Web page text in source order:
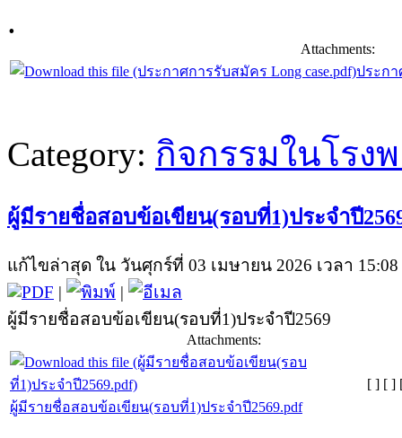
.
Attachments:
ประกา
Category: กิจกรรมในโรง
ผู้มีรายชื่อสอบข้อเขียน(รอบที่1)ประจำปี
แก้ไขล่าสุด ใน วันศุกร์ที่ 03 เมษายน 2026 เวลา 15:08
|
|
ผู้มีรายชื่อสอบข้อเขียน(รอบที่1)ประจำปี2569
Attachments:
ผู้มีรายชื่อสอบข้อเขียน(รอบที่1)ประจำปี2569.pdf
[ ] [ ]